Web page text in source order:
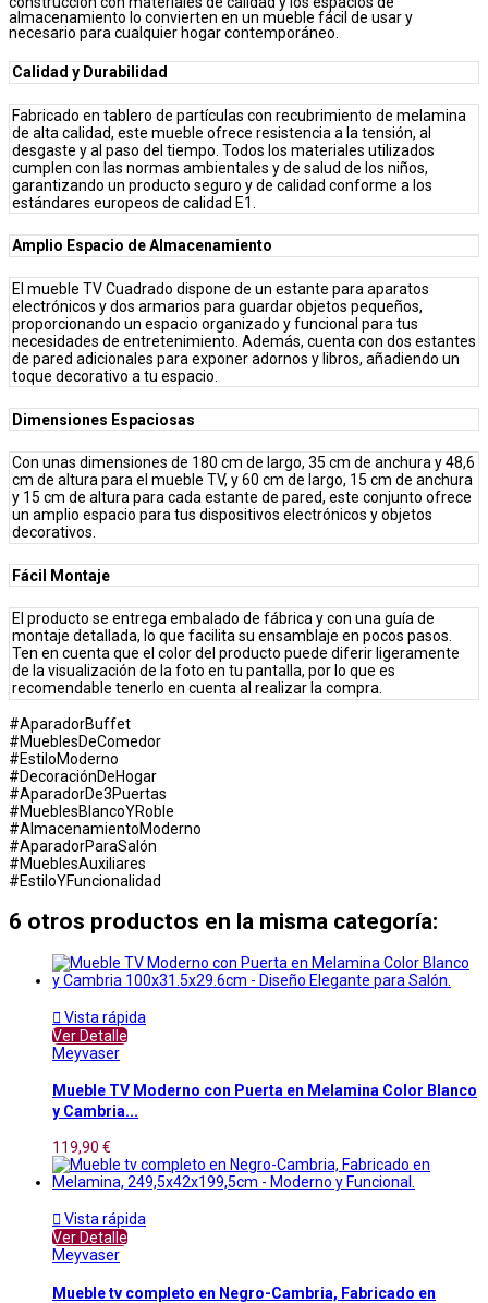
almacenamiento lo convierten en un mueble fácil de usar y
necesario para cualquier hogar contemporáneo.
Calidad y Durabilidad
Fabricado en tablero de partículas con recubrimiento de melamina
de alta calidad, este mueble ofrece resistencia a la tensión, al
desgaste y al paso del tiempo. Todos los materiales utilizados
cumplen con las normas ambientales y de salud de los niños,
garantizando un producto seguro y de calidad conforme a los
estándares europeos de calidad E1.
Amplio Espacio de Almacenamiento
El mueble TV Cuadrado dispone de un estante para aparatos
electrónicos y dos armarios para guardar objetos pequeños,
proporcionando un espacio organizado y funcional para tus
necesidades de entretenimiento. Además, cuenta con dos estantes
de pared adicionales para exponer adornos y libros, añadiendo un
toque decorativo a tu espacio.
Dimensiones Espaciosas
Con unas dimensiones de 180 cm de largo, 35 cm de anchura y 48,6
cm de altura para el mueble TV, y 60 cm de largo, 15 cm de anchura
y 15 cm de altura para cada estante de pared, este conjunto ofrece
un amplio espacio para tus dispositivos electrónicos y objetos
decorativos.
Fácil Montaje
El producto se entrega embalado de fábrica y con una guía de
montaje detallada, lo que facilita su ensamblaje en pocos pasos.
Ten en cuenta que el color del producto puede diferir ligeramente
de la visualización de la foto en tu pantalla, por lo que es
recomendable tenerlo en cuenta al realizar la compra.
#AparadorBuffet
#MueblesDeComedor
#EstiloModerno
#DecoraciónDeHogar
#AparadorDe3Puertas
#MueblesBlancoYRoble
#AlmacenamientoModerno
#AparadorParaSalón
#MueblesAuxiliares
#EstiloYFuncionalidad
6 otros productos en la misma categoría:
 Vista rápida
Ver Detalle
Meyvaser
Mueble TV Moderno con Puerta en Melamina Color Blanco
y Cambria...
119,90 €
 Vista rápida
Ver Detalle
Meyvaser
Mueble tv completo en Negro-Cambria, Fabricado en